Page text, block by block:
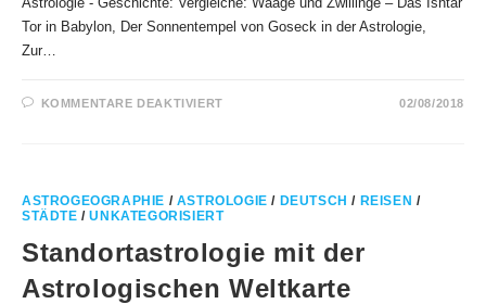
Tor in Babylon, Der Sonnentempel von Goseck in der Astrologie,
Zur…
KOMMENTARE DEAKTIVIERTFÜR
ASTROLOGISCHER
SICHT
02/08/2018
ASTROGEOGRAPHIE / ASTROLOGIE / DEUTSCH / REISEN /
STÄDTE /UNKATEGORISIERT
Standortastrologie mit der
Astrologischen Weltkarte